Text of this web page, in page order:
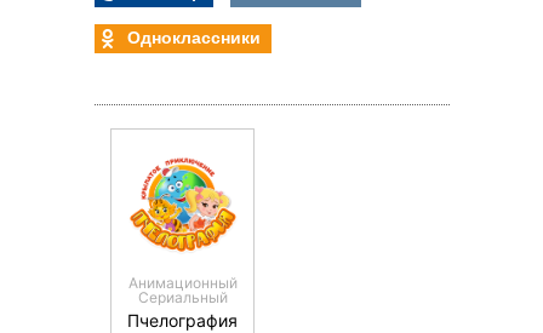
Одноклассники
Анимационный
Сериальный
Пчелография